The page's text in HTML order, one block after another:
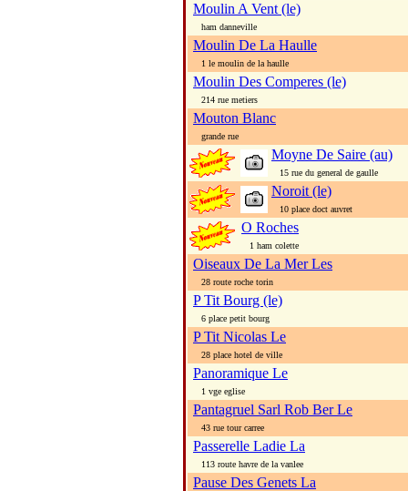
Moulin A Vent (le)
ham danneville
Moulin De La Haulle
1 le moulin de la haulle
Moulin Des Comperes (le)
214 rue metiers
Mouton Blanc
grande rue
Moyne De Saire (au)
15 rue du general de gaulle
Noroit (le)
10 place doct auvret
O Roches
1 ham colette
Oiseaux De La Mer Les
28 route roche torin
P Tit Bourg (le)
6 place petit bourg
P Tit Nicolas Le
28 place hotel de ville
Panoramique Le
1 vge eglise
Pantagruel Sarl Rob Ber Le
43 rue tour carree
Passerelle Ladie La
113 route havre de la vanlee
Pause Des Genets La